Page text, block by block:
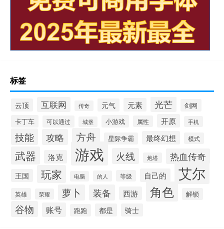
标签
云顶 互联网 传奇 元气 元素 光芒
剑网
卡丁车
可以通过 城堡 小游戏 属性 开原 手机
技能 攻略 方舟 星际争霸 最终幻想 模式
武器 洛克 游戏 火线 炮塔 热血传奇
王国 玩家 电脑 的人 等级 自己的 艾尔
英雄 荣耀 萝卜 装备 西游 角色 解锁
谷物 账号 跑跑 都是 骑士